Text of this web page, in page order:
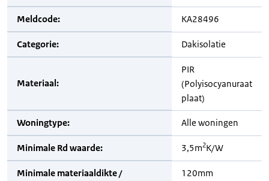
Meldcode: KA28496
Categorie: Dakisolatie
Materiaal:
PIR
(Polyisocyanuraat
plaat)
Woningtype: Alle woningen
Minimale Rd waarde: 3,5m2K/W
Minimale materiaaldikte /
120mm